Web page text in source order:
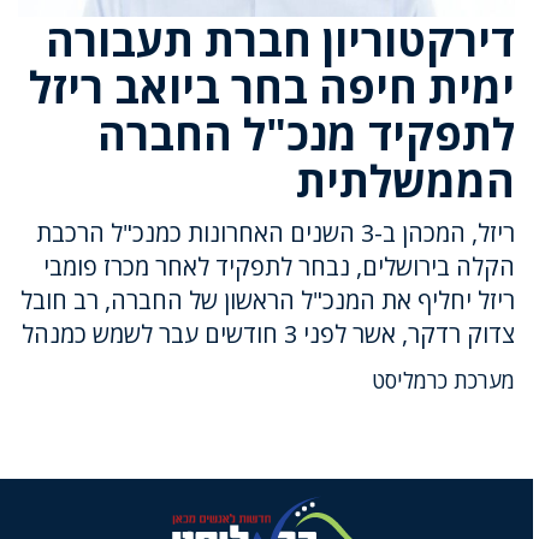
דירקטוריון חברת תעבורה
ימית חיפה בחר ביואב ריזל
לתפקיד מנכ"ל החברה
הממשלתית
ריזל, המכהן ב-3 השנים האחרונות כמנכ"ל הרכבת
הקלה בירושלים, נבחר לתפקיד לאחר מכרז פומבי
ריזל יחליף את המנכ"ל הראשון של החברה, רב חובל
צדוק רדקר, אשר לפני 3 חודשים עבר לשמש כמנהל
מערכת כרמליסט